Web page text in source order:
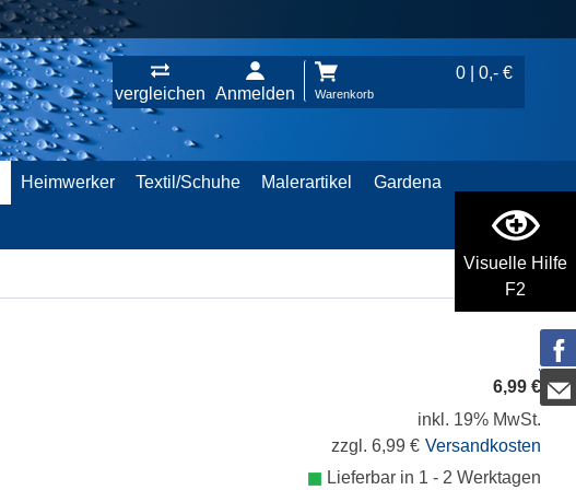
Visuelle Hilfe
F2
vergleichen Anmelden
0 | 0,- €
Warenkorb
Heimwerker Textil/Schuhe Malerartikel Gardena
6,99 €
inkl. 19% MwSt.
zzgl. 6,99 € Versandkosten
Lieferbar in 1 - 2 Werktagen